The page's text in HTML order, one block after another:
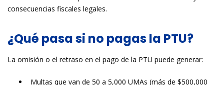
consecuencias fiscales legales.
¿Qué pasa si no pagas la PTU?
La omisión o el retraso en el pago de la PTU puede generar:
Multas que van de 50 a 5,000 UMAs (más de $500,000